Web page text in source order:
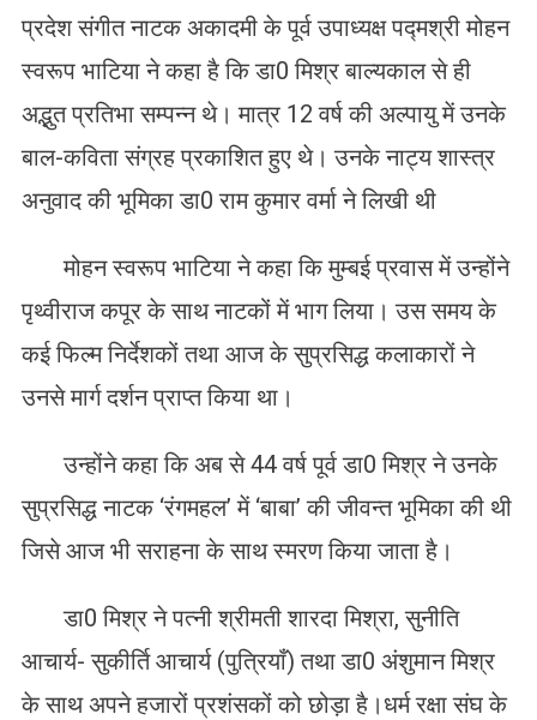
प्रदेश संगीत नाटक अकादमी के पूर्व उपाध्यक्ष पद्मश्री मोहन
स्वरूप भाटिया ने कहा है कि डा0 मिश्र बाल्यकाल से ही
अद्भुत प्रतिभा सम्पन्न थे। मात्र 12 वर्ष की अल्पायु में उनके
बाल-कविता संग्रह प्रकाशित हुए थे। उनके नाट्य शास्त्र
अनुवाद की भूमिका डा0 राम कुमार वर्मा ने लिखी थी
मोहन स्वरूप भाटिया ने कहा कि मुम्बई प्रवास में उन्होंने
पृथ्वीराज कपूर के साथ नाटकों में भाग लिया। उस समय के
कई फिल्म निर्देशकों तथा आज के सुप्रसिद्ध कलाकारों ने
उनसे मार्ग दर्शन प्राप्त किया था।
उन्होंने कहा कि अब से 44 वर्ष पूर्व डा0 मिश्र ने उनके
सुप्रसिद्ध नाटक ‘रंगमहल’ में ‘बाबा’ की जीवन्त भूमिका की थी
जिसे आज भी सराहना के साथ स्मरण किया जाता है।
डा0 मिश्र ने पत्नी श्रीमती शारदा मिश्रा, सुनीति
आचार्य- सुकीर्ति आचार्य (पुत्रियाँ) तथा डा0 अंशुमान मिश्र
के साथ अपने हजारों प्रशंसकों को छोड़ा है।धर्म रक्षा संघ के